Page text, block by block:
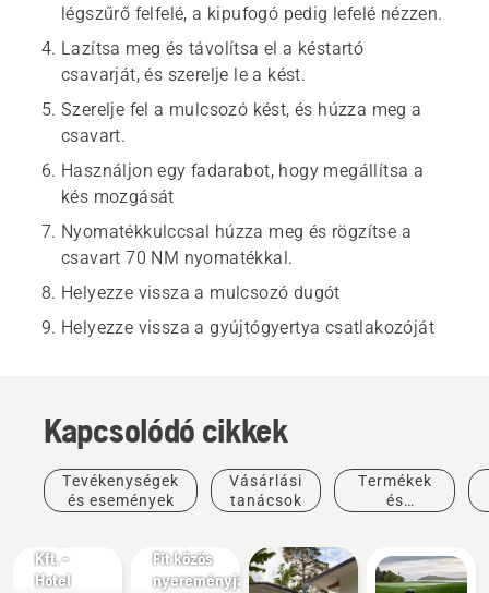
légszűrő felfelé, a kipufogó pedig lefelé nézzen.
Lazítsa meg és távolítsa el a késtartó
csavarját, és szerelje le a kést.
Szerelje fel a mulcsozó kést, és húzza meg a
csavart.
Használjon egy fadarabot, hogy megállítsa a
kés mozgását
Nyomatékkulccsal húzza meg és rögzítse a
csavart 70 NM nyomatékkal.
Helyezze vissza a mulcsozó dugót
Helyezze vissza a gyújtógyertya csatlakozóját
Kapcsolódó cikkek
Tevékenységek
és események
Vásárlási
tanácsok
Termékek
és
Ajánlatok
Husqvarna
Kft. -
Hotel
Husqvarna
Magyarország
- Hotel
Fit közös
nyereményjátéka